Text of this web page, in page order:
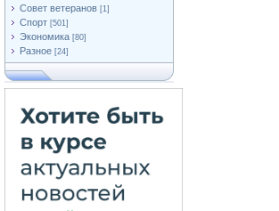
Совет ветеранов [1]
Спорт [501]
Экономика [80]
Разное [24]